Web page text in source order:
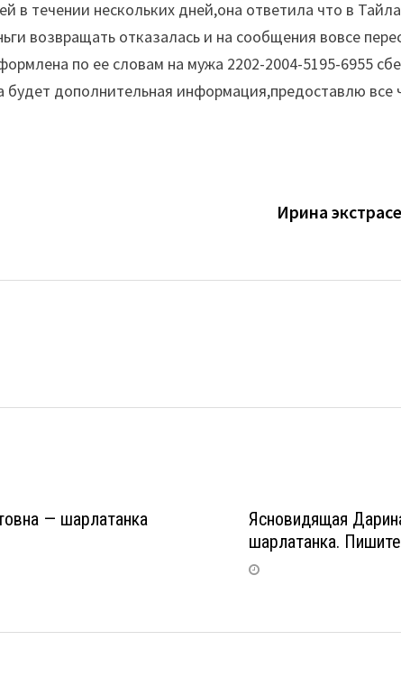
в течении нескольких дней,она ответила что в
возвращать отказалась и на сообщения вовсе
по ее словам на мужа 2202-2004-5195-6955
дополнительная информация,предоставлю все
Ирина
— шарлатанка
Ясновидящая
шарлатанка.